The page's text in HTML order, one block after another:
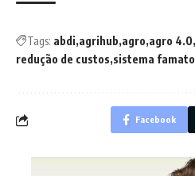
Tags: abdi agrihub agro agro 4.0
redução de custos sistema famato
Facebook